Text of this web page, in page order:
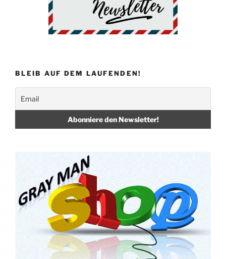
BLEIB AUF DEM LAUFENDEN!